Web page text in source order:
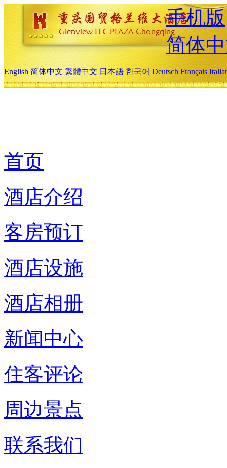
手机版
简体
English 简体中文 繁體中文 日本語 한국어 Deutsch Français
首页
酒店介绍
客房预订
酒店设施
酒店相册
新闻中心
住客评论
周边景点
联系我们